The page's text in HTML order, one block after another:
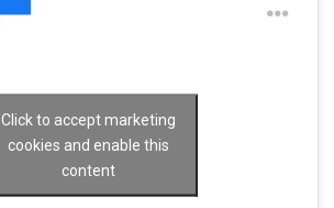
Click to accept marketing
cookies and enable this
content